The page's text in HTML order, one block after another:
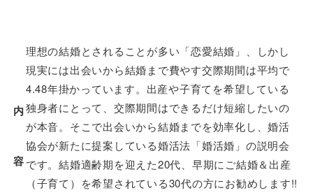
内
容
理想の結婚とされることが多い「恋愛結婚」、しかし
現実には出会いから結婚まで費やす交際期間は平均で
4.48年掛かっています。出産や子育てを希望している
独身者にとって、交際期間はできるだけ短縮したいの
が本音。そこで出会いから結婚までを効率化し、婚活
協会が新たに提案している婚活法「婚活婚」の説明会
です。結婚適齢期を迎えた20代、早期にご結婚＆出産
（子育て）を希望されている30代の方にお勧めします!!